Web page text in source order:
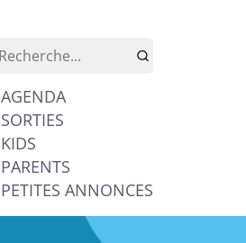
AGENDA
SORTIES
KIDS
PARENTS
PETITES ANNONCES